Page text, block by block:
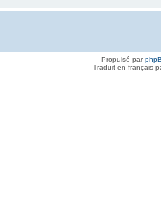
Propulsé par
Traduit en français